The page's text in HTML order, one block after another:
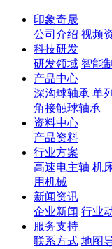
印象奇晟
公司介绍 视频
科技研发
研发领域 智能
产品中心
深沟球轴承 单
角接触球轴承
资料中心
产品资料
行业方案
高速电主轴 机
用机械
新闻资讯
企业新闻 行业
服务支持
联系方式 地图